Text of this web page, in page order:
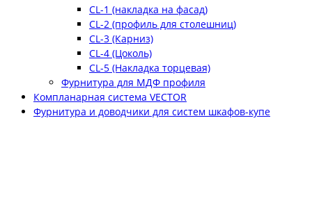
CL-1 (накладка на фасад)
CL-2 (профиль для столешниц)
CL-3 (Карниз)
CL-4 (Цоколь)
CL-5 (Накладка торцевая)
Фурнитура для МДФ профиля
Компланарная система VECTOR
Фурнитура и доводчики для систем шкафов-купе